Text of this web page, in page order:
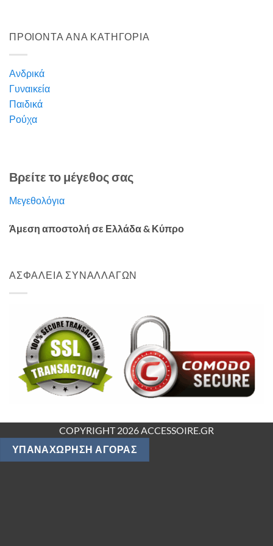
ΠΡΟΙΟΝΤΑ ΑΝΑ ΚΑΤΗΓΟΡΙΑ
Ανδρικά
Γυναικεία
Παιδικά
Ρούχα
Βρείτε το μέγεθος σας
Μεγεθολόγια
Άμεση αποστολή σε Ελλάδα & Κύπρο
ΑΣΦΑΛΕΙΑ ΣΥΝΑΛΛΑΓΩΝ
COPYRIGHT 2026 ACCESSOIRE.GR
ΥΠΑΝΑΧΏΡΗΣΗ ΑΓΟΡΆΣ